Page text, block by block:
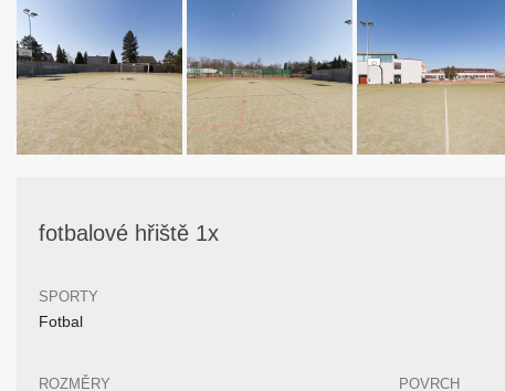
fotbalové hřiště 1x
SPORTY
Fotbal
ROZMĚRY POVRCH